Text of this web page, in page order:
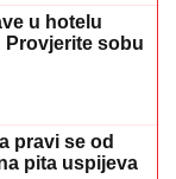
u hotelu
Provjerite sobu
pravi se od
pita uspijeva